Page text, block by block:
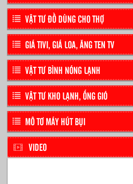
VẬT TƯ ĐỒ DÙNG CHO THỢ
GIÁ TIVI, GIÁ LOA, ĂNG TEN TV
VẬT TƯ BÌNH NÓNG LẠNH
VẬT TƯ KHO LẠNH, ỐNG GIÓ
MÔ TƠ MÁY HÚT BỤI
VIDEO